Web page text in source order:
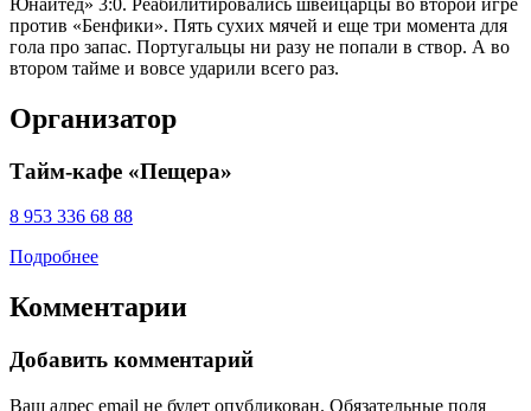
против «Бенфики». Пять сухих мячей и еще три момента для
гола про запас. Португальцы ни разу не попали в створ. А во
втором тайме и вовсе ударили всего раз.
Организатор
Тайм-кафе «Пещера»
8 953 336 68 88
Подробнее
Комментарии
Добавить комментарий
Ваш адрес email не будет опубликован. Обязательные поля